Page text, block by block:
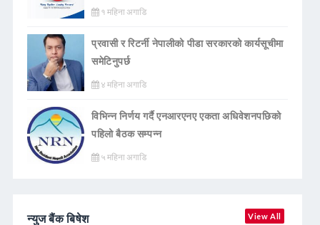
१ महिना अगाडि
प्रवासी र रिटर्नी नेपालीको पीडा सरकारको कार्यसूचीमा
समेटिनुपर्छ
४ महिना अगाडि
विभिन्न निर्णय गर्दै एनआरएनए एकता अधिवेशनपछिको
पहिलो बैठक सम्पन्न
५ महिना अगाडि
न्युज बैंक बिषेश View All